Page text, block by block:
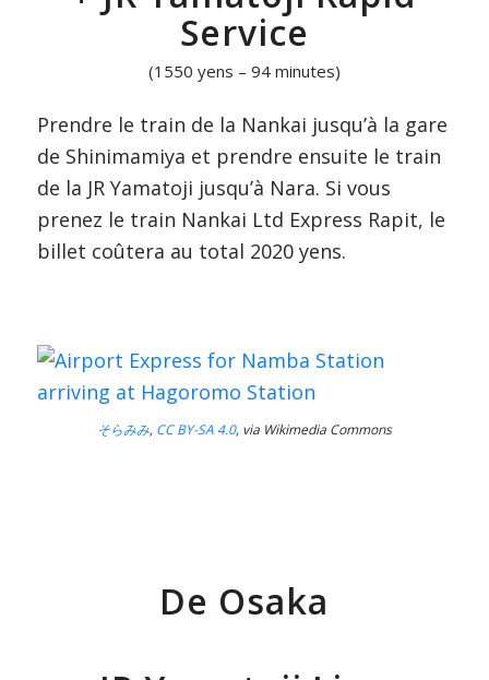
Service
(1550 yens – 94 minutes)
Prendre le train de la Nankai jusqu’à la gare
de Shinimamiya et prendre ensuite le train
de la JR Yamatoji jusqu’à Nara. Si vous
prenez le train Nankai Ltd Express Rapit, le
billet coûtera au total 2020 yens.
そらみみ, CC BY-SA 4.0, via Wikimedia Commons
De Osaka